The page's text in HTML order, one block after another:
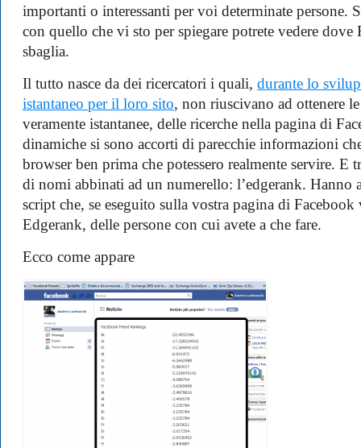
importanti o interessanti per voi determinate persone.
con quello che vi sto per spiegare potrete vedere dove
sbaglia.
Il tutto nasce da dei ricercatori i quali, durante lo
istantaneo per il loro sito, non riuscivano ad ottenere
veramente istantanee, delle ricerche nella pagina di
dinamiche si sono accorti di parecchie informazioni
browser ben prima che potessero realmente servire.
di nomi abbinati ad un numerello: l’edgerank. Hanno
script che, se eseguito sulla vostra pagina di
Edgerank, delle persone con cui avete a che fare.
Ecco come appare